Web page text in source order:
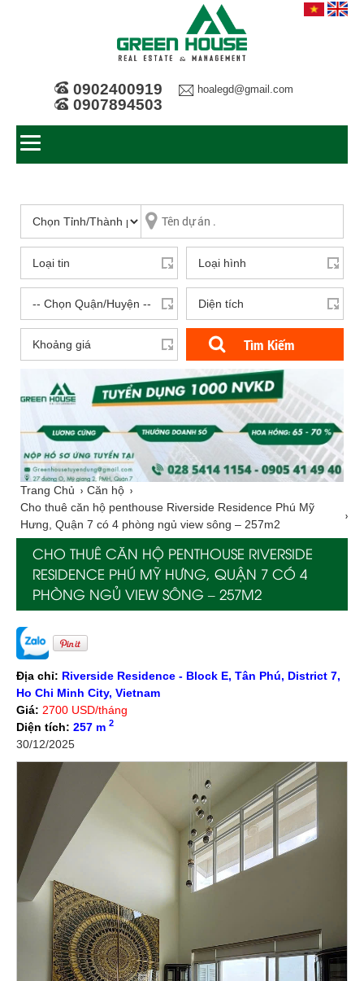
0902400919
0907894503
hoalegd@gmail.com
Tìm Kiếm
Trang Chủ
Căn hộ
Cho thuê căn hộ penthouse Riverside Residence Phú Mỹ
Hưng, Quận 7 có 4 phòng ngủ view sông – 257m2
CHO THUÊ CĂN HỘ PENTHOUSE RIVERSIDE
RESIDENCE PHÚ MỸ HƯNG, QUẬN 7 CÓ 4
PHÒNG NGỦ VIEW SÔNG – 257M2
Địa chỉ: Riverside Residence - Block E, Tân Phú, District 7,
Ho Chi Minh City, Vietnam
Giá: 2700 USD/tháng
Diện tích: 257 m 2
30/12/2025